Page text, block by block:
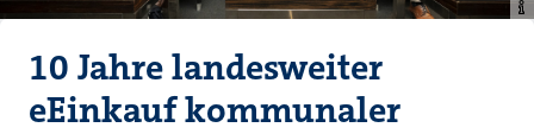
10 Jahre landesweiter
eEinkauf kommunaler